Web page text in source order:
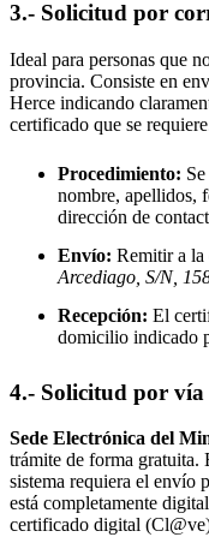
3.- Solicitud por
Ideal para personas que
provincia. Consiste en
Herce indicando
certificado que se
Procedimiento:
nombre, apellidos,
dirección de
Envío: Remitir a la
Arcediago, S/N,
Recepción: El
domicilio indicado
4.- Solicitud por vía
Sede Electrónica del
trámite de forma gratuita.
sistema requiera el envío
está completamente
certificado digital